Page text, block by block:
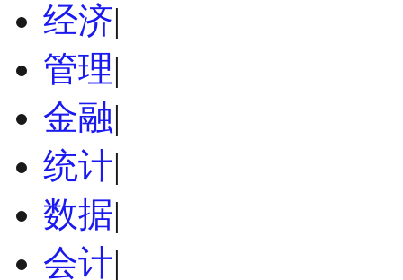
经济|
管理|
金融|
统计|
数据|
会计|